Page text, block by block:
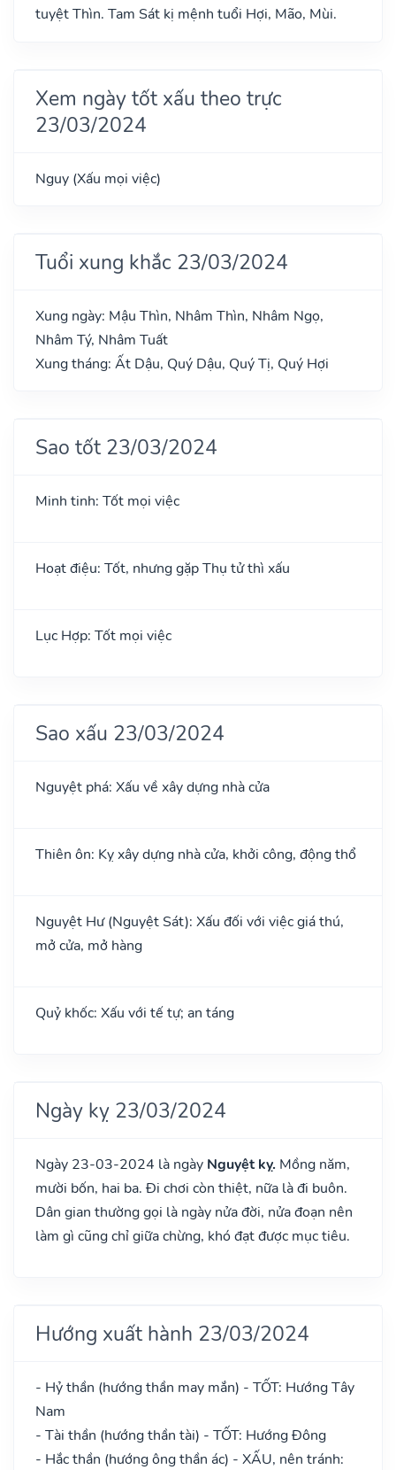
tuyệt Thìn. Tam Sát kị mệnh tuổi Hợi, Mão, Mùi.
Xem ngày tốt xấu theo trực
23/03/2024
Nguy (Xấu mọi việc)
Tuổi xung khắc 23/03/2024
Xung ngày: Mậu Thìn, Nhâm Thìn, Nhâm Ngọ,
Nhâm Tý, Nhâm Tuất
Xung tháng: Ất Dậu, Quý Dậu, Quý Tị, Quý Hợi
Sao tốt 23/03/2024
Minh tinh: Tốt mọi việc
Hoạt điệu: Tốt, nhưng gặp Thụ tử thì xấu
Lục Hợp: Tốt mọi việc
Sao xấu 23/03/2024
Nguyệt phá: Xấu về xây dựng nhà cửa
Thiên ôn: Kỵ xây dựng nhà cửa, khởi công, động thổ
Nguyệt Hư (Nguyệt Sát): Xấu đối với việc giá thú,
mở cửa, mở hàng
Quỷ khốc: Xấu với tế tự; an táng
Ngày kỵ 23/03/2024
Ngày 23-03-2024 là ngày Nguyệt kỵ. Mồng năm,
mười bốn, hai ba. Đi chơi còn thiệt, nữa là đi buôn.
Dân gian thường gọi là ngày nửa đời, nửa đoạn nên
làm gì cũng chỉ giữa chừng, khó đạt được mục tiêu.
Hướng xuất hành 23/03/2024
- Hỷ thần (hướng thần may mắn) - TỐT: Hướng Tây
Nam
- Tài thần (hướng thần tài) - TỐT: Hướng Đông
- Hắc thần (hướng ông thần ác) - XẤU, nên tránh: